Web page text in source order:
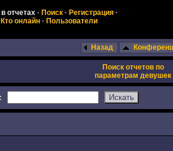
отчетах· Поиск· Регистрация·
Кто онлайн · Пользователи
Назад
Поиск отчетов по
параметрам девушек